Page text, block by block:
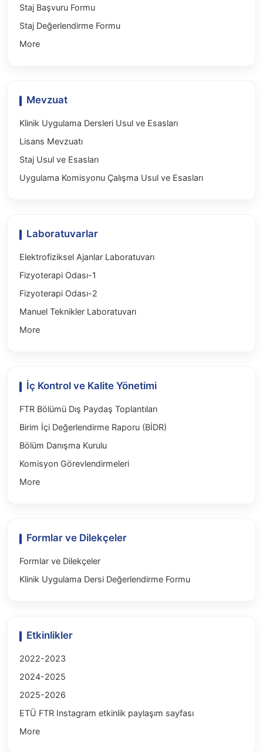
Staj Başvuru Formu
Staj Değerlendirme Formu
More
Mevzuat
Klinik Uygulama Dersleri Usul ve Esasları
Lisans Mevzuatı
Staj Usul ve Esasları
Uygulama Komisyonu Çalışma Usul ve Esasları
Laboratuvarlar
Elektrofiziksel Ajanlar Laboratuvarı
Fizyoterapi Odası-1
Fizyoterapi Odası-2
Manuel Teknikler Laboratuvarı
More
İç Kontrol ve Kalite Yönetimi
FTR Bölümü Dış Paydaş Toplantıları
Birim İçi Değerlendirme Raporu (BİDR)
Bölüm Danışma Kurulu
Komisyon Görevlendirmeleri
More
Formlar ve Dilekçeler
Formlar ve Dilekçeler
Klinik Uygulama Dersi Değerlendirme Formu
Etkinlikler
2022-2023
2024-2025
2025-2026
ETÜ FTR Instagram etkinlik paylaşım sayfası
More